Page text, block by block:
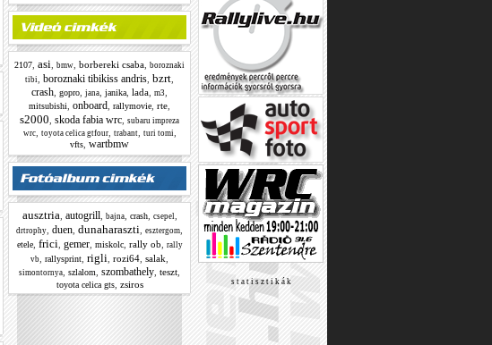
2107 asi bmw borbereki csaba boroznaki
tibi boroznaki tibikiss andris bzrt
crash gopro jana janika lada m3
mitsubishi onboard rallymovie rte
s2000 skoda fabia wrc subaru impreza
wrc, toyota celica gtfour, trabant, turi tomi
vfts wartbmw
ausztria autogrill bajna, crash, csepel
drtrophy duen dunaharaszti esztergom
etele, frici gemer, miskolc, rally ob
rally
vb rallysprint rigli rozi64 salak
simontornya szlalom szombathely teszt
toyota celica gts, zsiros s t a t i s z t i k á k